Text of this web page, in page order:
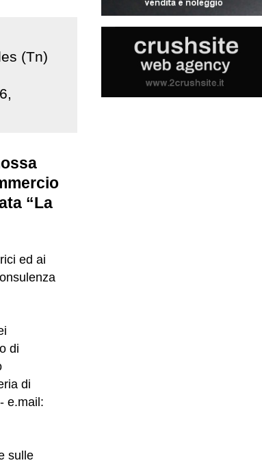
(Tn)
“La
ed ai
di
di
- e.mail:
sulle